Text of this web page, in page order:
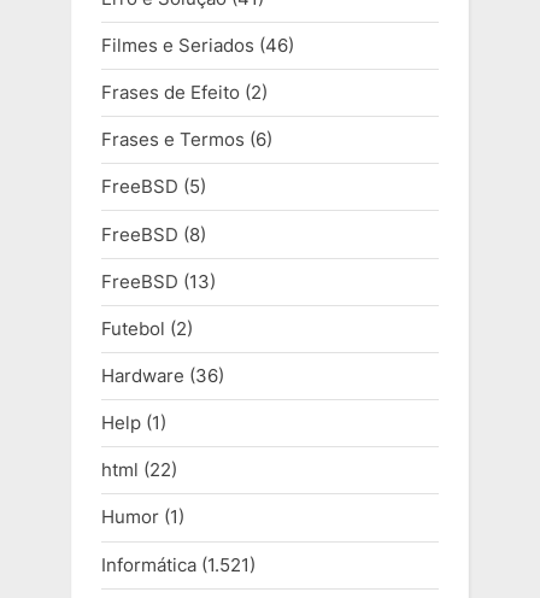
Filmes e Seriados (46)
Frases de Efeito (2)
Frases e Termos (6)
FreeBSD (5)
FreeBSD (8)
FreeBSD (13)
Futebol (2)
Hardware (36)
Help (1)
html (22)
Humor (1)
Informática (1.521)